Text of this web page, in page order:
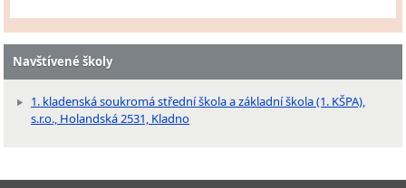
Navštívené školy
1. kladenská soukromá střední škola a základní škola (1. KŠPA),
s.r.o., Holandská 2531, Kladno